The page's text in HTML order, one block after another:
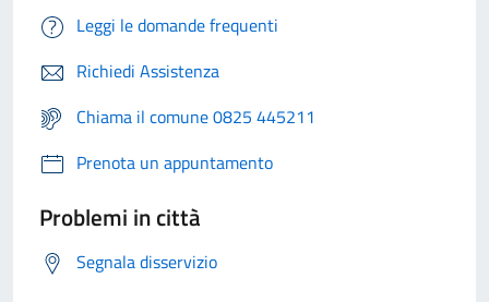
Leggi le domande frequenti
Richiedi Assistenza
Chiama il comune 0825 445211
Prenota un appuntamento
Problemi in città
Segnala disservizio